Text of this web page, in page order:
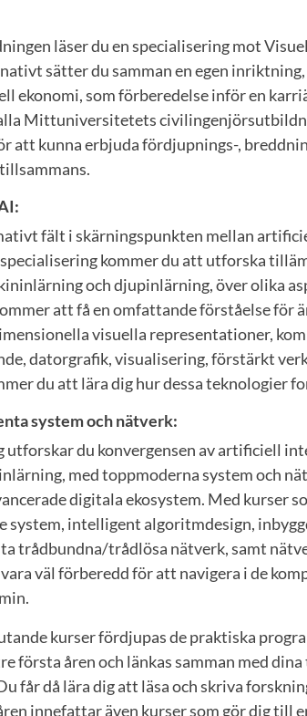
läser du en specialisering mot
sätter du samman en egen
ekonomi, som förberedelse inför en
Mittuniversitetets
att kunna erbjuda fördjupnings-,
fält i skärningspunkten mellan
kommer du att utforska
och djupinlärning, över olika
att få en omfattande förståelse för
visuella representationer,
datorgrafik, visualisering, förstärkt
du att lära dig hur dessa teknologier
system och nätverk:
utforskar du konvergensen av artificiell
med toppmoderna system och
digitala ekosystem. Med kurser
system, intelligent algoritmdesign,
trådbundna/trådlösa nätverk, samt
väl förberedd för att navigera i de
kurser fördjupas de praktiska
första åren och länkas samman med
får då lära dig att läsa och skriva
innefattar även kurser som gör dig till